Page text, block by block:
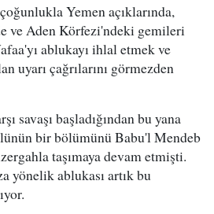
Yemen açıklarında,
ve Aden Körfezi'ndeki gemileri
ablukayı ihlal etmek ve
uyarı çağrılarını görmezden
savaşı başladığından bu yana
bir bölümünü Babu'l Mendeb
taşımaya devam etmişti.
yönelik ablukası artık bu